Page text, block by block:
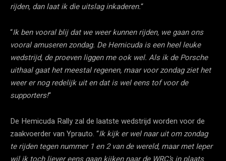
rijden, dan laat ik die uitslag inkaderen.“
“Ik ben vooral blij dat we weer kunnen rijden, we gaan ons
vooral amuseren zondag. De Hemicuda is een heel leuke
wedstrijd, de proeven liggen me ook wel. Als ik de Porsche
uithaal gaat het meestal regenen, maar voor zondag ziet het
weer er nog redelijk uit en dat is wel eens tof voor de
supporters!“
De Hemicuda Rally zal de laatste wedstrijd worden voor de
zaakvoerder van Yprauto. “Ik kijk er wel naar uit om zondag
te rijden tegen nummer 1 en 2 van de wereld, maar met Ieper